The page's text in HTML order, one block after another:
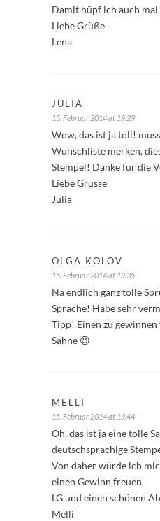
Damit hüpf ich auch
Liebe Grüße
Lena
JULIA
15. Februar 2014 at 19:29
Wow, das ist ja toll!
Wunschliste merken,
Stempel! Danke für die
Liebe Grüsse
Julia
OLGA KOLOV
15. Februar 2014 at 19:35
Na endlich ganz tolle
Sprache! Habe sehr
Tipp! Einen zu
Sahne 😉
MELLI
15. Februar 2014 at 19:44
Oh, das ist ja eine tolle
deutschsprachige
Von daher würde ich
einen Gewinn freuen.
LG und einen schönen
Melli